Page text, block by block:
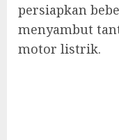
persiapkan
menyambut
motor listrik.